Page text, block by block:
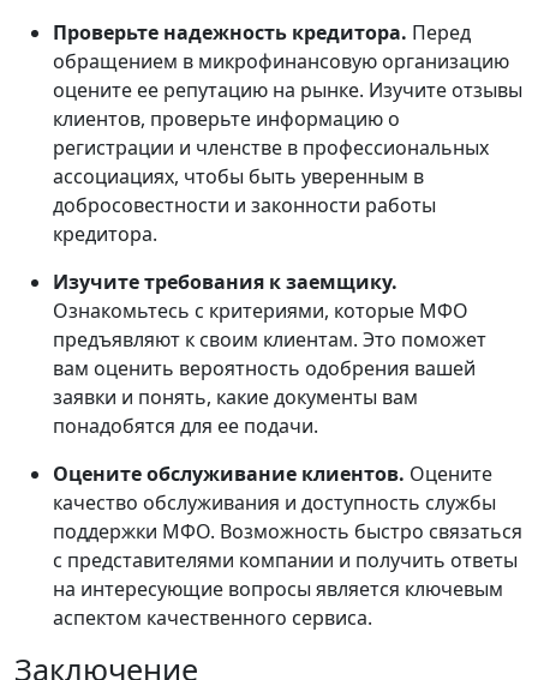
Проверьте надежность кредитора. Перед
обращением в микрофинансовую организацию
оцените ее репутацию на рынке. Изучите отзывы
клиентов, проверьте информацию о
регистрации и членстве в профессиональных
ассоциациях, чтобы быть уверенным в
добросовестности и законности работы
кредитора.
Изучите требования к заемщику.
Ознакомьтесь с критериями, которые МФО
предъявляют к своим клиентам. Это поможет
вам оценить вероятность одобрения вашей
заявки и понять, какие документы вам
понадобятся для ее подачи.
Оцените обслуживание клиентов. Оцените
качество обслуживания и доступность службы
поддержки МФО. Возможность быстро связаться
с представителями компании и получить ответы
на интересующие вопросы является ключевым
аспектом качественного сервиса.
Заключение